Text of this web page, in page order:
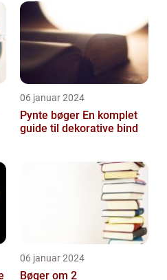
06 januar 2024
Pynte bøger En komplet
guide til dekorative bind
06 januar 2024
Bøger om 2